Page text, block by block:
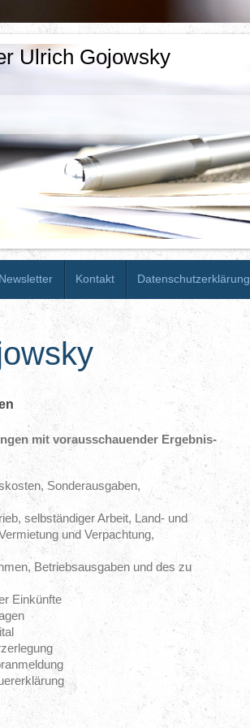
Ulrich Gojowsky
Newsletter Kontakt Datenschutzerklärung
mit vorausschauender Ergebnis-
Sonderausgaben,
selbständiger Arbeit, Land- und
und Verpachtung,
Betriebsausgaben und des zu
Einkünfte